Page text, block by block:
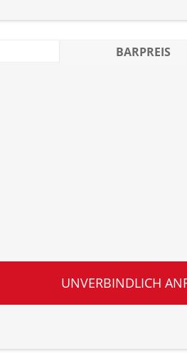
BARPREIS
UNVERBINDLICH